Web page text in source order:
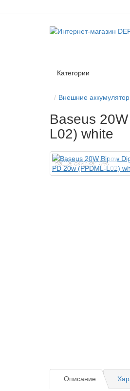
Категории
Внешние
Baseus
L02) white
Ваша скидка: 0%
Описание